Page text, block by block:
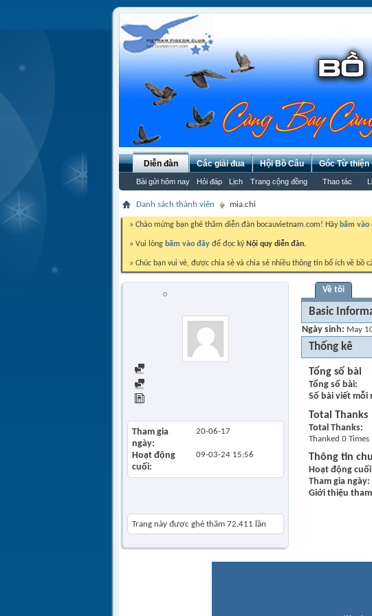
Diễn đàn
Bài gửi hôm nay Hỏi đáp Lịch Trang cộng đồng Thao tác
Các giải đua Hội Bồ Câu Góc Từ thiện
Danh sách thành viên mia.chi
» Chào mừng bạn ghé thăm diễn đàn bocauvietnam.com! Hãy bấm vào
» Vui lòng bấm vào đây để đọc kỹ Nội quy diễn đàn.
» Chúc bạn vui vẻ, được chia sẻ và chia sẻ nhiều thông tin bổ ích về bồ
Tham gia
ngày
20-06-17
Hoạt động
cuối
09-03-24 15:56
Trang này được ghé thăm 72.411 lần
Về tôi
Basic
Ngày sinh May
Thống kê
Tổng số bài
Tổng số bài
Số bài viết mỗi
Total Thanks
Total Thanks
Thanked 0 Times
Thông tin
Hoạt động cuối
Tham gia ngày
Giới thiệu